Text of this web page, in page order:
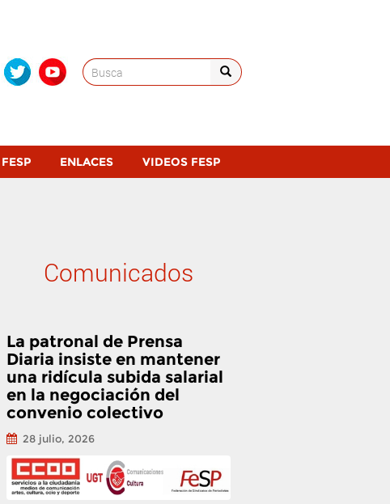
Search
for:
ENLACES VIDEOS FESP
Comunicados
La patronal de Prensa
Diaria insiste en mantener
una ridícula subida salarial
en la negociación del
convenio colectivo
28 julio, 2026